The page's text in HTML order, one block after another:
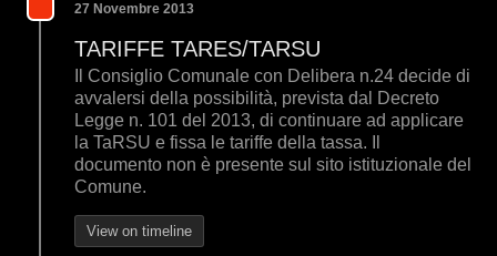
27 Novembre 2013
TARIFFE TARES/TARSU
Il Consiglio Comunale con Delibera n.24 decide di
avvalersi della possibilità, prevista dal Decreto
Legge n. 101 del 2013, di continuare ad applicare
la TaRSU e fissa le tariffe della tassa. Il
documento non è presente sul sito istituzionale del
Comune.
View on timeline